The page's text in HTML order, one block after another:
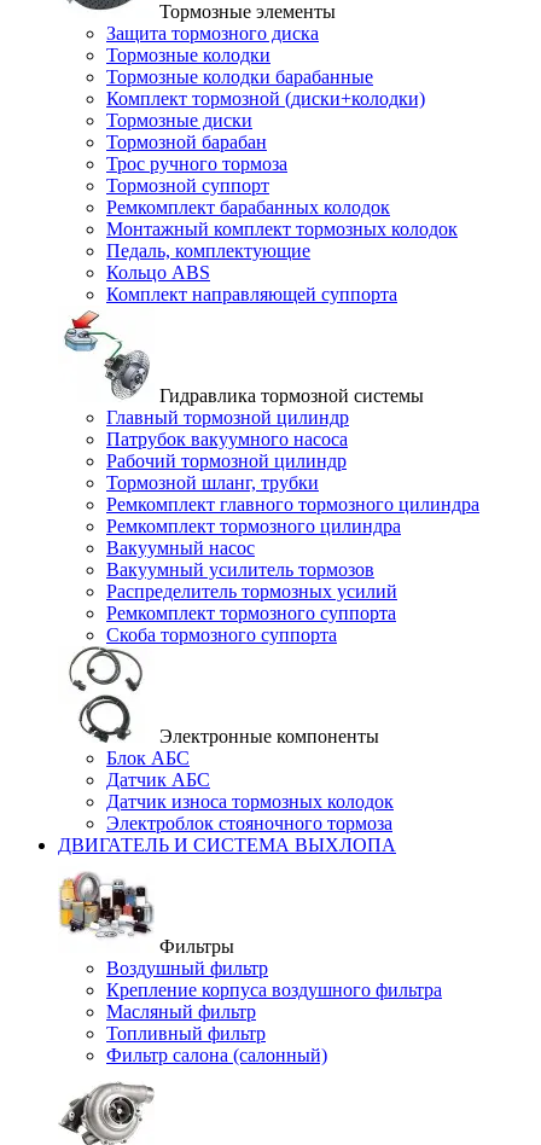
Тормозные элементы
Защита тормозного диска
Тормозные колодки
Тормозные колодки барабанные
Комплект тормозной (диски+колодки)
Тормозные диски
Тормозной барабан
Трос ручного тормоза
Тормозной суппорт
Ремкомплект барабанных колодок
Монтажный комплект тормозных колодок
Педаль, комплектующие
Кольцо ABS
Комплект направляющей суппорта
Гидравлика тормозной системы
Главный тормозной цилиндр
Патрубок вакуумного насоса
Рабочий тормозной цилиндр
Тормозной шланг, трубки
Ремкомплект главного тормозного цилиндра
Ремкомплект тормозного цилиндра
Вакуумный насос
Вакуумный усилитель тормозов
Распределитель тормозных усилий
Ремкомплект тормозного суппорта
Скоба тормозного суппорта
Электронные компоненты
Блок АБС
Датчик АБС
Датчик износа тормозных колодок
Электроблок стояночного тормоза
ДВИГАТЕЛЬ И СИСТЕМА ВЫХЛОПА
Фильтры
Воздушный фильтр
Крепление корпуса воздушного фильтра
Масляный фильтр
Топливный фильтр
Фильтр салона (салонный)